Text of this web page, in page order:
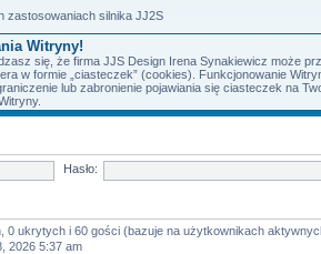
zastosowaniach silnika JJ2S
Witryny!
się, że firma JJS Design Irena Synakiewicz może
w formie „ciasteczek” (cookies). Funkcjonowanie
lub zabronienie pojawiania się ciasteczek na
Hasło:
0 ukrytych i 60 gości (bazuje na użytkownikach
2026 5:37 am